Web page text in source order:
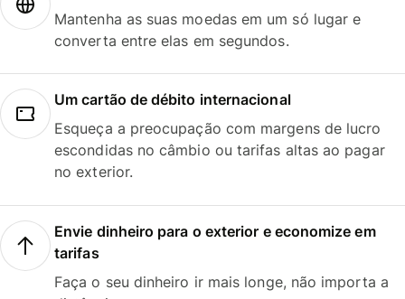
Mantenha as suas moedas em um só lugar e
converta entre elas em segundos.
Um cartão de débito internacional
Esqueça a preocupação com margens de lucro
escondidas no câmbio ou tarifas altas ao pagar
no exterior.
Envie dinheiro para o exterior e economize em
tarifas
Faça o seu dinheiro ir mais longe, não importa a